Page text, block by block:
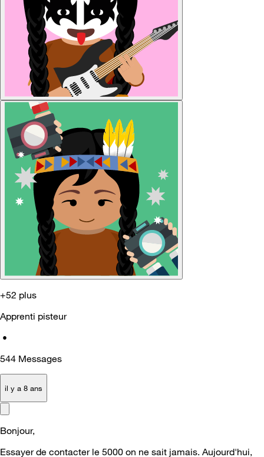
+52 plus
Apprenti pisteur
•
544 Messages
il y a 8 ans
Bonjour,
Essayer de contacter le 5000 on ne sait jamais. Aujourd'hui,